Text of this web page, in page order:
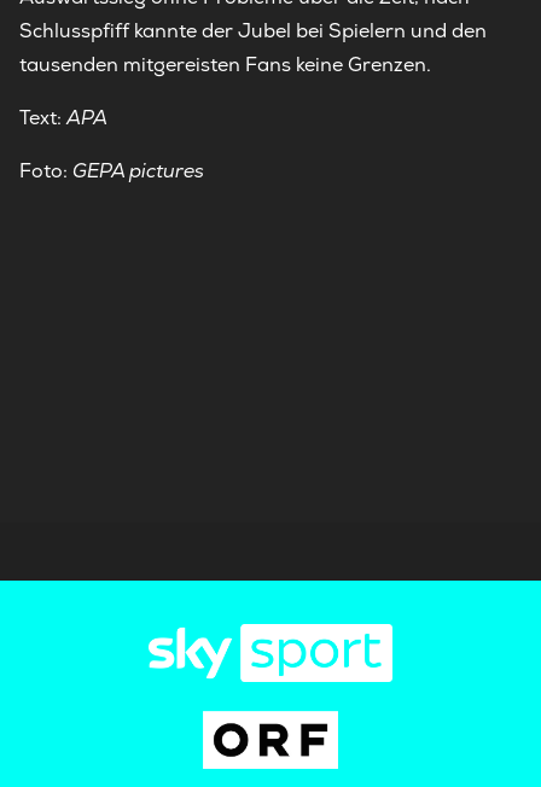
Schlusspfiff kannte der Jubel bei Spielern und den
tausenden mitgereisten Fans keine Grenzen.
Text:APA
Foto: GEPA pictures